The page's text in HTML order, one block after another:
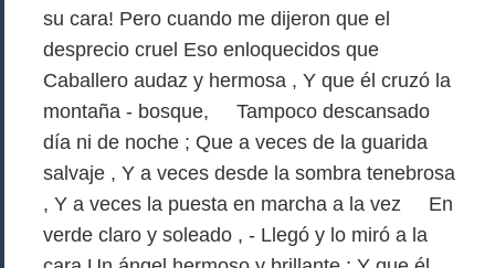
su cara! Pero cuando me dijeron que el
desprecio cruel Eso enloquecidos que
Caballero audaz y hermosa , Y que él cruzó la
montaña - bosque, Tampoco descansado
día ni de noche ; Que a veces de la guarida
salvaje , Y a veces desde la sombra tenebrosa
, Y a veces la puesta en marcha a la vez En
verde claro y soleado , - Llegó y lo miró a la